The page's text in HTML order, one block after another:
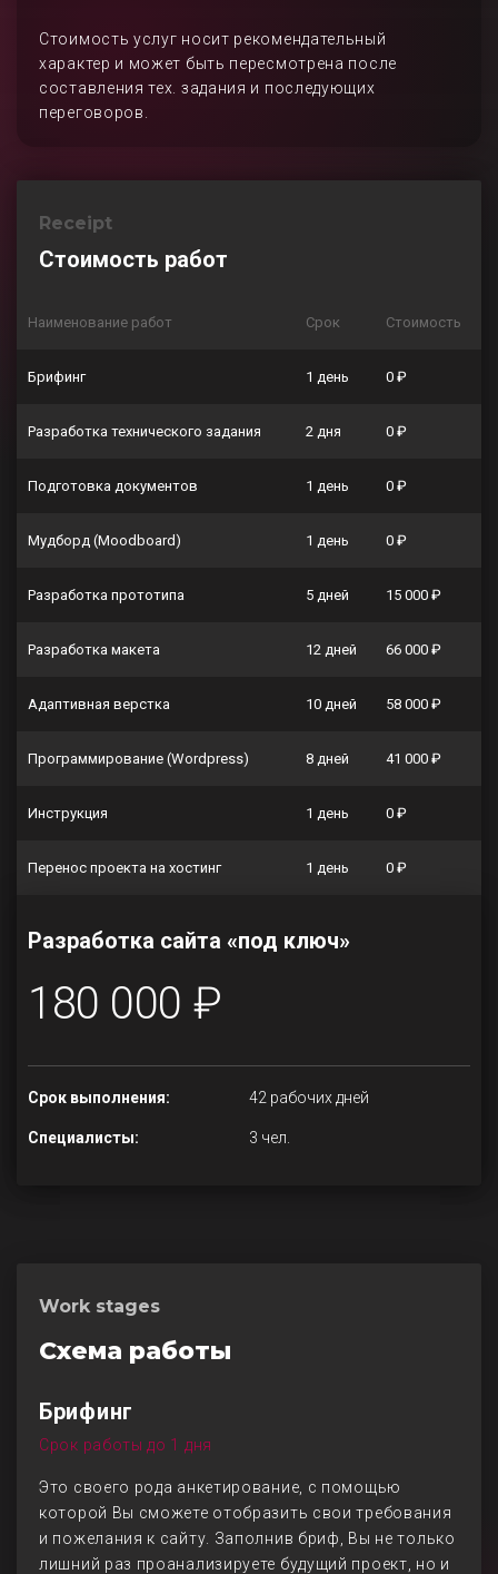
Стоимость услуг носит рекомендательный
характер и может быть пересмотрена после
составления тех. задания и последующих
переговоров.
Receipt
Стоимость работ
Наименование работ Срок Стоимость
Брифинг 1 день 0 ₽
Разработка технического задания 2 дня 0 ₽
Подготовка документов 1 день 0 ₽
Мудборд (Moodboard) 1 день 0 ₽
Разработка прототипа 5 дней 15 000 ₽
Разработка макета 12 дней 66 000 ₽
Адаптивная верстка 10 дней 58 000 ₽
Программирование (Wordpress) 8 дней 41 000 ₽
Инструкция 1 день 0 ₽
Перенос проекта на хостинг 1 день 0 ₽
Разработка сайта «под ключ»
180 000 ₽
Срок выполнения: 42 рабочих дней
Специалисты: 3 чел.
Work stages
Схема работы
Брифинг
Срок работы до 1 дня
Это своего рода анкетирование, с помощью
которой Вы сможете отобразить свои требования
и пожелания к сайту. Заполнив бриф, Вы не только
лишний раз проанализируете будущий проект, но и